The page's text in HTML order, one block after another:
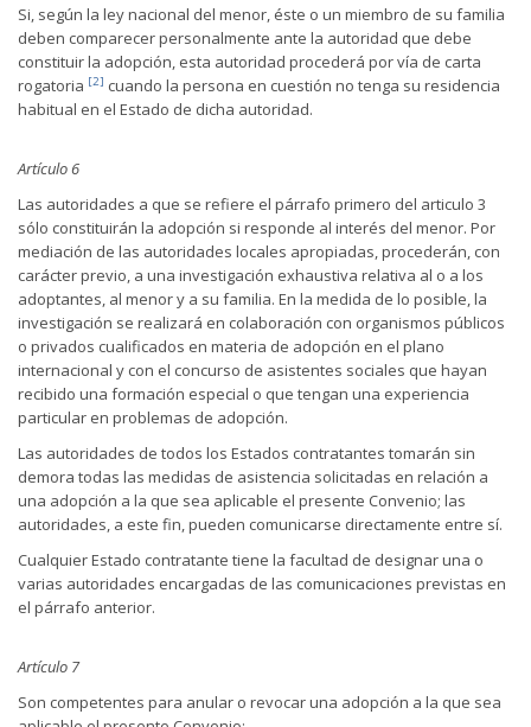
Si, según la ley nacional del menor, éste o un miembro de su familia
deben comparecer personalmente ante la autoridad que debe
constituir la adopción, esta autoridad procederá por vía de carta
rogatoria [2] cuando la persona en cuestión no tenga su residencia
habitual en el Estado de dicha autoridad.
Artículo 6
Las autoridades a que se refiere el párrafo primero del articulo 3
sólo constituirán la adopción si responde al interés del menor. Por
mediación de las autoridades locales apropiadas, procederán, con
carácter previo, a una investigación exhaustiva relativa al o a los
adoptantes, al menor y a su familia. En la medida de lo posible, la
investigación se realizará en colaboración con organismos públicos
o privados cualificados en materia de adopción en el plano
internacional y con el concurso de asistentes sociales que hayan
recibido una formación especial o que tengan una experiencia
particular en problemas de adopción.
Las autoridades de todos los Estados contratantes tomarán sin
demora todas las medidas de asistencia solicitadas en relación a
una adopción a la que sea aplicable el presente Convenio; las
autoridades, a este fin, pueden comunicarse directamente entre sí.
Cualquier Estado contratante tiene la facultad de designar una o
varias autoridades encargadas de las comunicaciones previstas en
el párrafo anterior.
Artículo 7
Son competentes para anular o revocar una adopción a la que sea